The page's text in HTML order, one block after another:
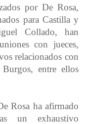
por De Rosa,
para Castilla y
Collado, han
con jueces,
relacionados con
entre ellos
Rosa ha afirmado
un exhaustivo